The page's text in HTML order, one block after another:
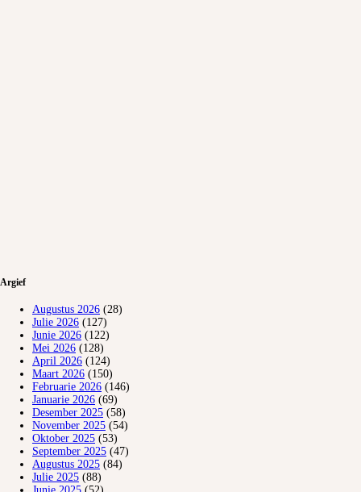
Argief
Augustus 2026 (28)
Julie 2026 (127)
Junie 2026 (122)
Mei 2026 (128)
April 2026 (124)
Maart 2026 (150)
Februarie 2026 (146)
Januarie 2026 (69)
Desember 2025 (58)
November 2025 (54)
Oktober 2025 (53)
September 2025 (47)
Augustus 2025 (84)
Julie 2025 (88)